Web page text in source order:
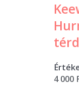
4 000